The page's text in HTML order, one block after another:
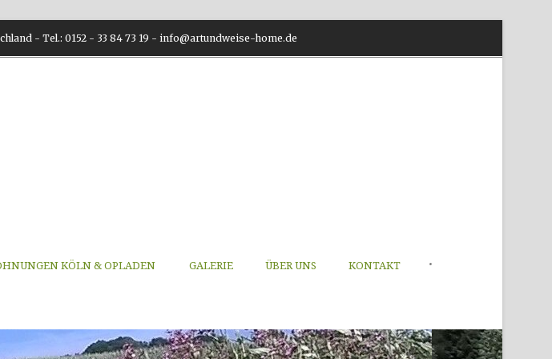
- Tel.: 0152 - 33 84 73 19 - info@artundweise-home.de
KÖLN & OPLADEN GALERIE ÜBER UNS KONTAKT •